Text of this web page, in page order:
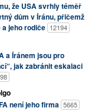
že USA svrhly téměř
dům v Íránu, přičemž
jeho rodiče 12194
a Íránem jsou pro
jak zabránit eskalaci
není jeho firma 5665